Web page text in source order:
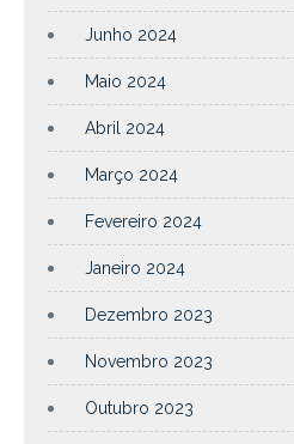
Junho 2024
Maio 2024
Abril 2024
Março 2024
Fevereiro 2024
Janeiro 2024
Dezembro 2023
Novembro 2023
Outubro 2023